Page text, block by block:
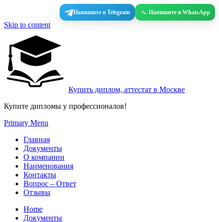
Напишите в Telegram Напишите в WhatsApp
Skip to content
Купить диплом, аттестат в Москве
Купите дипломы у профессионалов!
Primary Menu
Главная
Документы
О компании
Наименования
Контакты
Вопрос – Ответ
Отзывы
Home
Документы